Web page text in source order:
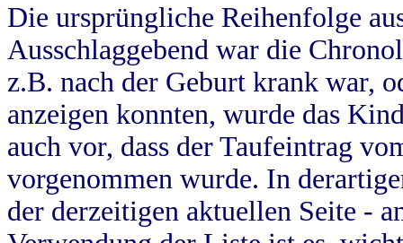
Die ursprüngliche Reihenfolge
Ausschlaggebend war die
z.B. nach der Geburt krank war,
anzeigen konnten, wurde das
auch vor, dass der Taufeintrag
vorgenommen wurde. In
der derzeitigen aktuellen Seite -